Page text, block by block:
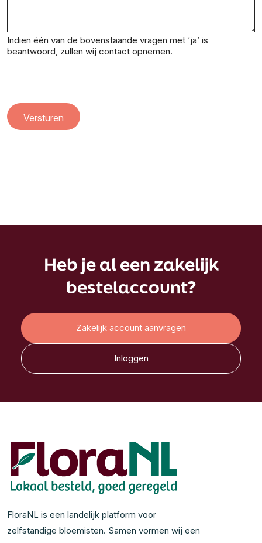
Indien één van de bovenstaande vragen met ‘ja’ is
beantwoord, zullen wij contact opnemen.
Heb je al een zakelijk
bestelaccount?
Zakelijk account aanvragen
Inloggen
FloraNL is een landelijk platform voor
zelfstandige bloemisten. Samen vormen wij een